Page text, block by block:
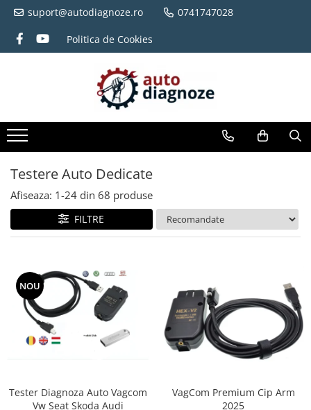
suport@autodiagnoze.ro 0741747028
Politica de Cookies
Testere Auto Dedicate
Afiseaza: 1-24 din 68 produse
FILTRE
NOU
Tester Diagnoza Auto Vagcom
Vw Seat Skoda Audi
VagCom Premium Cip Arm
2025